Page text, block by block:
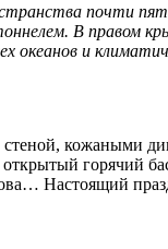
почти
В правом
и
кожаными
горячий
Настоящий